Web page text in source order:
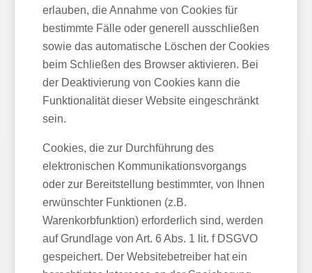
erlauben, die Annahme von Cookies für
bestimmte Fälle oder generell ausschließen
sowie das automatische Löschen der Cookies
beim Schließen des Browser aktivieren. Bei
der Deaktivierung von Cookies kann die
Funktionalität dieser Website eingeschränkt
sein.
Cookies, die zur Durchführung des
elektronischen Kommunikationsvorgangs
oder zur Bereitstellung bestimmter, von Ihnen
erwünschter Funktionen (z.B.
Warenkorbfunktion) erforderlich sind, werden
auf Grundlage von Art. 6 Abs. 1 lit. f DSGVO
gespeichert. Der Websitebetreiber hat ein